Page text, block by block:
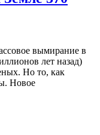
вымирание в
лет назад)
Но то, как
Новое